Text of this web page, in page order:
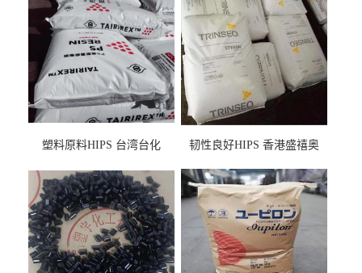
塑料原料HIPS 台湾台化
用料
韧性良好HIPS 香港盛禧奥